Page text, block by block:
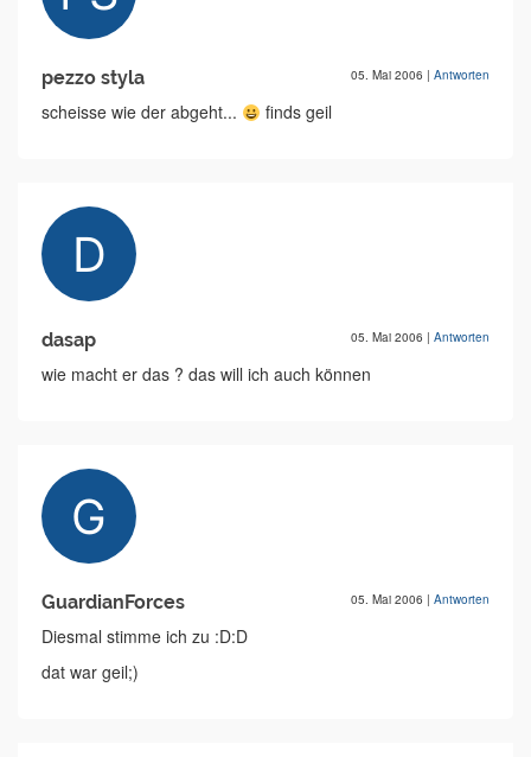
pezzo styla 05. Mai 2006 | Antworten
scheisse wie der abgeht... finds geil
dasap 05. Mai 2006 | Antworten
wie macht er das ? das will ich auch können
GuardianForces 05. Mai 2006 | Antworten
Diesmal stimme ich zu :D:D
dat war geil;)